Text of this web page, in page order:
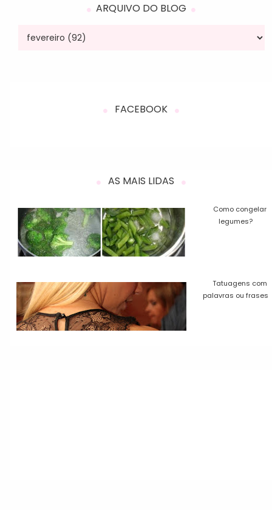
ARQUIVO DO BLOG
FACEBOOK
AS MAIS LIDAS
Como congelar
legumes?
Tatuagens com
palavras ou frases